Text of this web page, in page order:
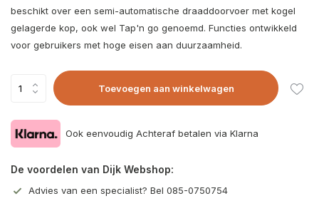
beschikt over een semi-automatische draaddoorvoer met kogel
gelagerde kop, ook wel Tap'n go genoemd. Functies ontwikkeld
voor gebruikers met hoge eisen aan duurzaamheid.
Toevoegen aan winkelwagen
Ook eenvoudig Achteraf betalen via Klarna
De voordelen van Dijk Webshop:
Advies van een specialist? Bel 085-0750754